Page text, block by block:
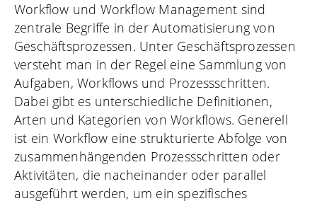
Workflow und Workflow Management sind
zentrale Begriffe in der Automatisierung von
Geschäftsprozessen. Unter Geschäftsprozessen
versteht man in der Regel eine Sammlung von
Aufgaben, Workflows und Prozessschritten.
Dabei gibt es unterschiedliche Definitionen,
Arten und Kategorien von Workflows. Generell
ist ein Workflow eine strukturierte Abfolge von
zusammenhängenden Prozessschritten oder
Aktivitäten, die nacheinander oder parallel
ausgeführt werden, um ein spezifisches